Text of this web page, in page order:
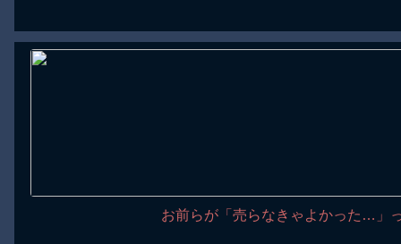
お前らが「売らなきゃよかった…」